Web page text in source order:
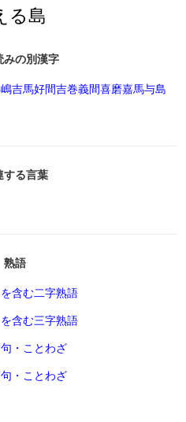
る島
みの別漢字
吉馬好間吉巻義間喜磨嘉馬与島
する言葉
熟語
を含む二字熟語
を含む三字熟語
・ことわざ
・ことわざ